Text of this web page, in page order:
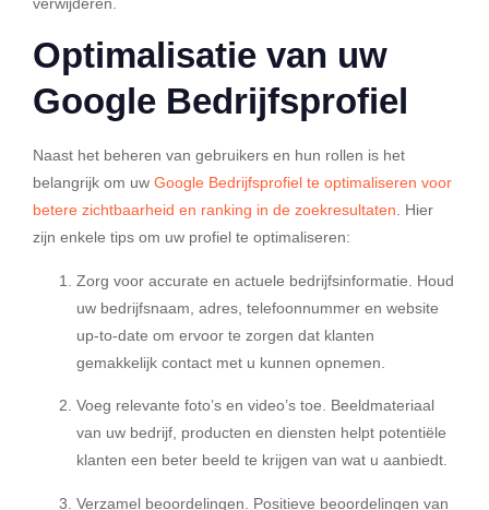
Optimalisatie van uw
Google Bedrijfsprofiel
Naast het beheren van gebruikers en hun rollen is het
belangrijk om uw Google Bedrijfsprofiel te optimaliseren voor
betere zichtbaarheid en ranking in de zoekresultaten. Hier
zijn enkele tips om uw profiel te optimaliseren:
Zorg voor accurate en actuele bedrijfsinformatie.
Houd
uw bedrijfsnaam, adres, telefoonnummer en website
up-to-date om ervoor te zorgen dat klanten
gemakkelijk contact met u kunnen opnemen.
Voeg relevante foto’s en video’s toe. Beeldmateriaal
van uw bedrijf, producten en diensten helpt potentiële
klanten een beter beeld te krijgen van wat u aanbiedt.
Verzamel beoordelingen.
Positieve beoordelingen van